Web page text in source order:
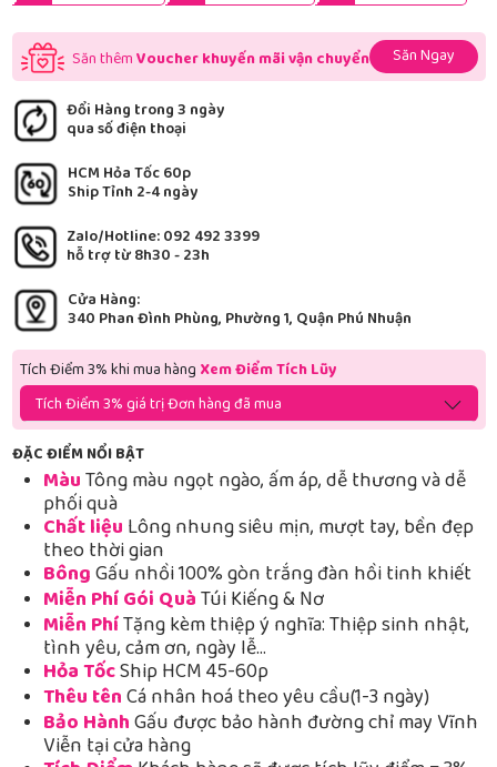
Săn thêmVoucher khuyến mãi vận chuyển Săn Ngay
Đổi Hàng trong 3 ngày
qua số điện thoại
HCM Hỏa Tốc 60p
Ship Tỉnh 2-4 ngày
Zalo/Hotline: 092 492 3399
hỗ trợ từ 8h30 - 23h
Cửa Hàng:
340 Phan Đình Phùng, Phường 1, Quận Phú Nhuận
Tích Điểm 3% khi mua hàng Xem Điểm Tích Lũy
Tích Điểm 3% giá trị Đơn hàng đã mua
ĐẶC ĐIỂM NỔI BẬT
MàuTông màu ngọt ngào, ấm áp, dễ thương và dễ
phối quà
Chất liệu Lông nhung siêu mịn, mượt tay, bền đẹp
theo thời gian
BôngGấu nhồi 100% gòn trắng đàn hồi tinh khiết
Miễn Phí Gói QuàTúi Kiếng & Nơ
Miễn PhíTặng kèm thiệp ý nghĩa: Thiệp sinh nhật,
tình yêu, cảm ơn, ngày lễ…
Hỏa TốcShip HCM 45-60p
Thêu tênCá nhân hoá theo yêu cầu(1-3 ngày)
Bảo HànhGấu được bảo hành đường chỉ may Vĩnh
Viễn tại cửa hàng